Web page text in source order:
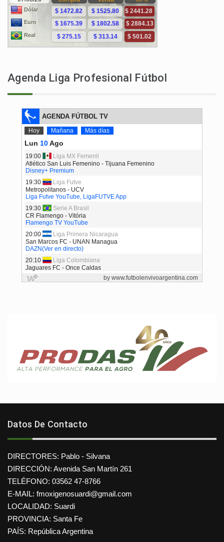
Agenda Liga Profesional Fútbol
Datos De Contacto
DIRECTORES: Pablo - Silvana
DIRECCIÓN: Avenida San Martín 261
TELÉFONO: 03562 47-8766
E-MAIL: fmoxigenosuardi@gmail.com
LOCALIDAD: Suardi
PROVINCIA: Santa Fe
PAÍS: República Argentina